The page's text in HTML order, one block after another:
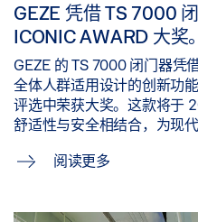
GEZE 凭借 TS 7000
ICONIC AWARD 大奖。
GEZE 的 TS 7000 闭门器凭
全体人群适用设计的创新功
评选中荣获大奖。这款将于
舒适性与安全相结合，为现
阅读更多